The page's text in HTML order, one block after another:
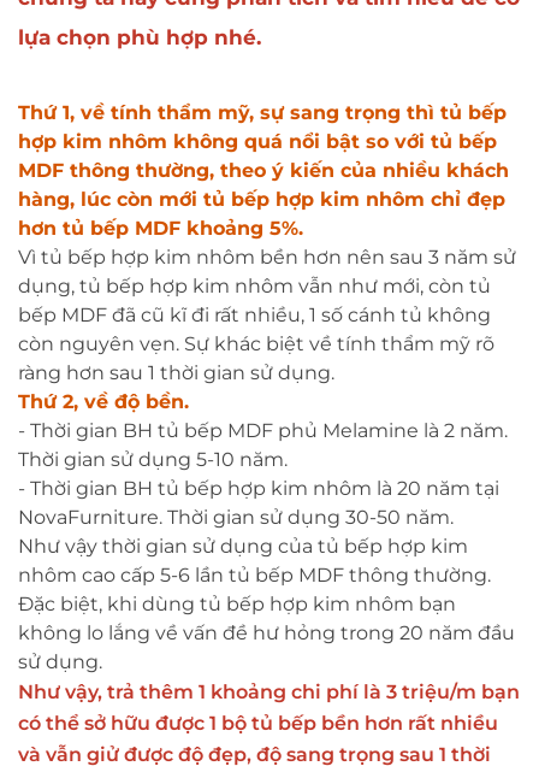
lựa chọn phù hợp nhé.
Thứ 1, về tính thẩm mỹ, sự sang trọng thì tủ bếp
hợp kim nhôm không quá nổi bật so với tủ bếp
MDF thông thường, theo ý kiến của nhiều khách
hàng, lúc còn mới tủ bếp hợp kim nhôm chỉ đẹp
hơn tủ bếp MDF khoảng 5%.
Vì tủ bếp hợp kim nhôm bền hơn nên sau 3 năm sử
dụng, tủ bếp hợp kim nhôm vẫn như mới, còn tủ
bếp MDF đã cũ kĩ đi rất nhiều, 1 số cánh tủ không
còn nguyên vẹn. Sự khác biệt về tính thẩm mỹ rõ
ràng hơn sau 1 thời gian sử dụng.
Thứ 2, về độ bền.
- Thời gian BH tủ bếp MDF phủ Melamine là 2 năm.
Thời gian sử dụng 5-10 năm.
- Thời gian BH tủ bếp hợp kim nhôm là 20 năm tại
NovaFurniture. Thời gian sử dụng 30-50 năm.
Như vậy thời gian sử dụng của tủ bếp hợp kim
nhôm cao cấp 5-6 lần tủ bếp MDF thông thường.
Đặc biệt, khi dùng tủ bếp hợp kim nhôm bạn
không lo lắng về vấn đề hư hỏng trong 20 năm đầu
sử dụng.
Như vậy, trả thêm 1 khoảng chi phí là 3 triệu/m bạn
có thể sở hữu được 1 bộ tủ bếp bền hơn rất nhiều
và vẫn giử được độ đẹp, độ sang trọng sau 1 thời